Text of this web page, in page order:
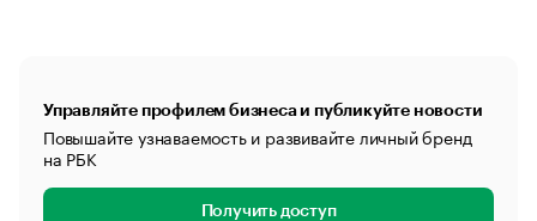
Управляйте профилем бизнеса и публикуйте новости
Повышайте узнаваемость и развивайте личный бренд
на РБК
Получить доступ